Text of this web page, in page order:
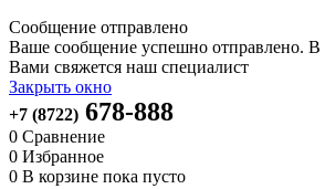
Сообщение отправлено
Ваше сообщение успешно отправлено.
Вами свяжется наш специалист
Закрыть окно
+7 (8722) 678-888
0 Сравнение
0 Избранное
0 В корзине пока пусто